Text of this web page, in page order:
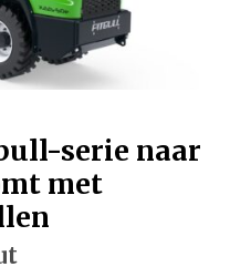
serie naar
met